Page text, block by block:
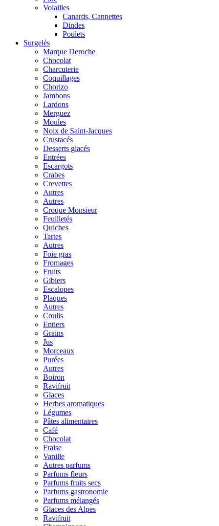
Volailles
Canards, Cannettes
Dindes
Poulets
Surgelés
Marque Deroche
Chocolat
Charcuterie
Coquillages
Chorizo
Jambons
Lardons
Merguez
Moules
Noix de Saint-Jacques
Crustacés
Desserts glacés
Entrées
Escargots
Crabes
Crevettes
Autres
Autres
Croque Monsieur
Feuilletés
Quiches
Tartes
Autres
Foie gras
Fromages
Fruits
Gibiers
Escalopes
Plaques
Autres
Coulis
Entiers
Grains
Jus
Morceaux
Purées
Autres
Boiron
Ravifruit
Glaces
Herbes aromatiques
Légumes
Pâtes alimentaires
Café
Chocolat
Fraise
Vanille
Autres parfums
Parfums fleurs
Parfums fruits secs
Parfums gastronomie
Parfums mélangés
Glaces des Alpes
Ravifruit